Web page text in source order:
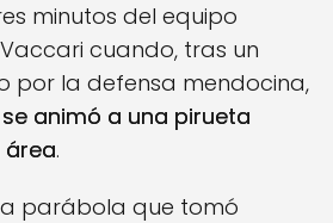
minutos del equipo
cuando, tras un
por la defensa mendocina,
animó a una pirueta
área.
parábola que tomó